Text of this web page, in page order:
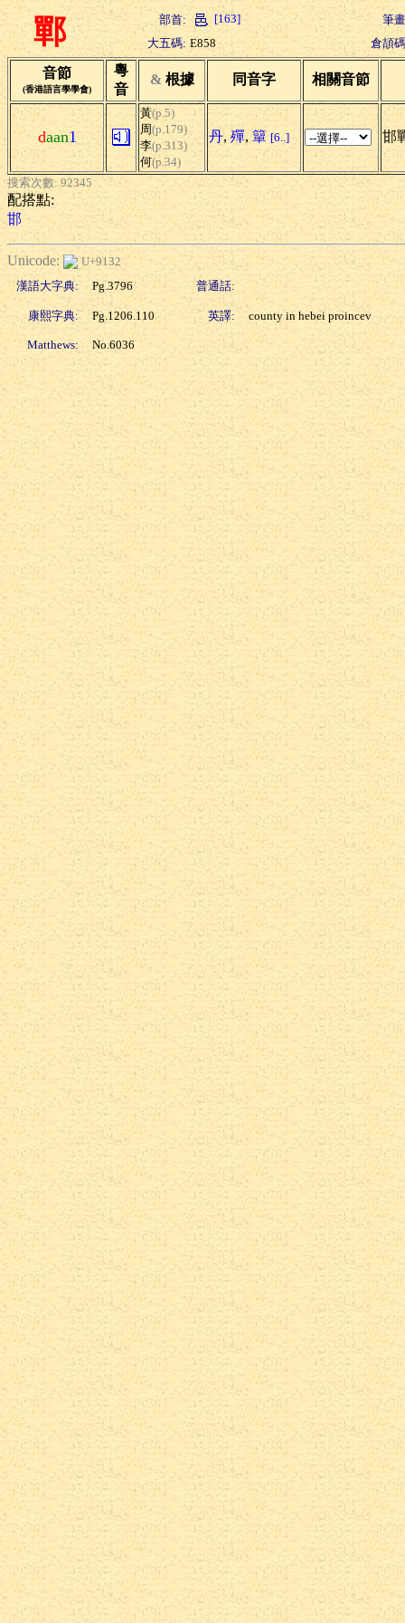
鄲 部首: [163]
筆
大五碼: E858 倉頡
音節
(香港語言學學會)
粵
音
& 根據 同音字 相關音節
daan1
黃(p.5)
周(p.179)
李(p.313)
何(p.34)
丹, 殫, 簞 [6..] 邯
搜索次數: 92345
配搭點:
邯
Unicode:
U+9132
漢語大字典:
Pg.3796 普通話:
康熙字典: Pg.1206.110 英譯: county in hebei proincev
Matthews: No.6036